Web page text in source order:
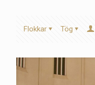
Flokkar Tög